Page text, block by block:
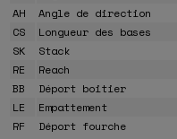
AH
Angle de direction
CS
Longueur des bases
SK
Stack
RE
Reach
BB
Déport boitier
LE
Empattement
RF
Déport fourche